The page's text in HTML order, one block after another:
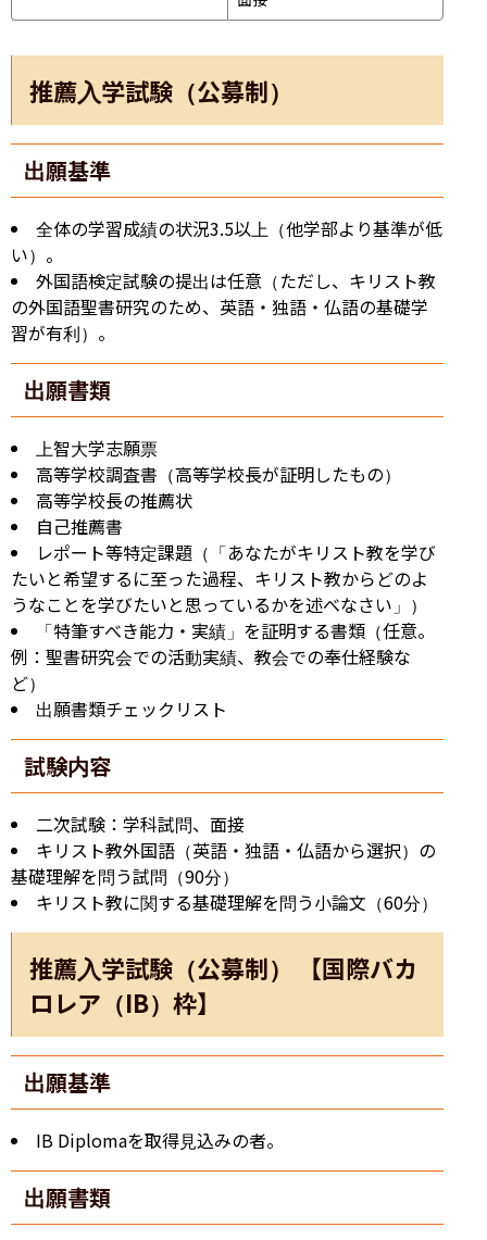
推薦入学試験（公募制）
出願基準
全体の学習成績の状況3.5以上（他学部より基準が低
い）。
外国語検定試験の提出は任意（ただし、キリスト教
の外国語聖書研究のため、英語・独語・仏語の基礎学
習が有利）。
出願書類
上智大学志願票
高等学校調査書（高等学校長が証明したもの）
高等学校長の推薦状
自己推薦書
レポート等特定課題（「あなたがキリスト教を学び
たいと希望するに至った過程、キリスト教からどのよ
うなことを学びたいと思っているかを述べなさい」）
「特筆すべき能力・実績」を証明する書類（任意。
例：聖書研究会での活動実績、教会での奉仕経験な
ど）
出願書類チェックリスト
試験内容
二次試験：学科試問、面接
キリスト教外国語（英語・独語・仏語から選択）の
基礎理解を問う試問（90分）
キリスト教に関する基礎理解を問う小論文（60分）
推薦入学試験（公募制） 【国際バカ
ロレア（IB）枠】
出願基準
IB Diplomaを取得見込みの者。
出願書類